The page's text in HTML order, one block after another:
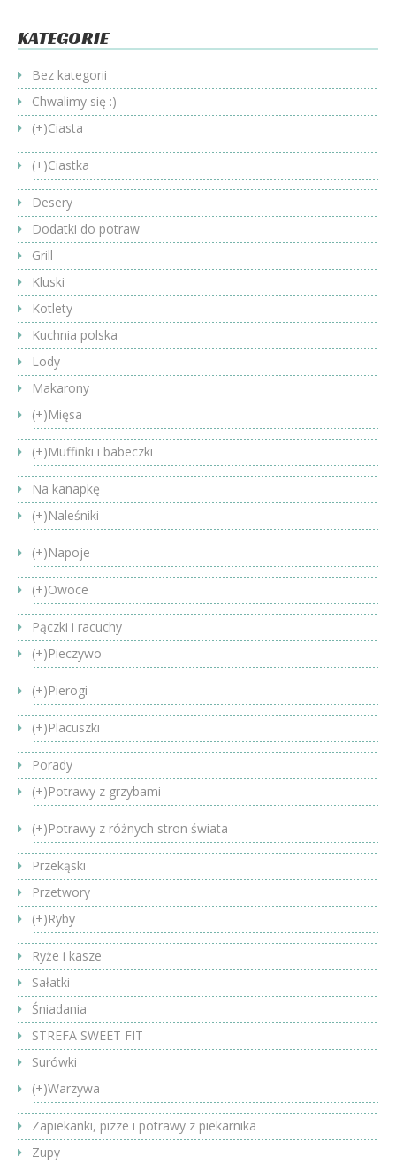
KATEGORIE
Bez kategorii
Chwalimy się :)
(+)Ciasta
(+)Ciastka
Desery
Dodatki do potraw
Grill
Kluski
Kotlety
Kuchnia polska
Lody
Makarony
(+)Mięsa
(+)Muffinki i babeczki
Na kanapkę
(+)Naleśniki
(+)Napoje
(+)Owoce
Pączki i racuchy
(+)Pieczywo
(+)Pierogi
(+)Placuszki
Porady
(+)Potrawy z grzybami
(+)Potrawy z różnych stron świata
Przekąski
Przetwory
(+)Ryby
Ryże i kasze
Sałatki
Śniadania
STREFA SWEET FIT
Surówki
(+)Warzywa
Zapiekanki, pizze i potrawy z piekarnika
Zupy